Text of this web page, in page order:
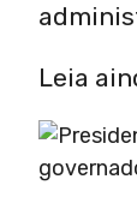
Leia